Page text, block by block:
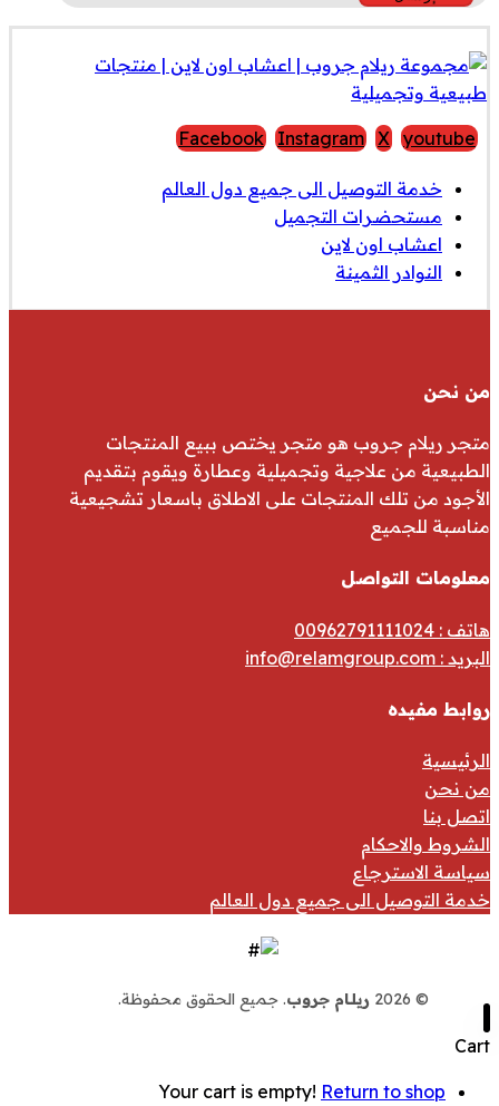
Facebook Instagram X youtube
خدمة التوصيل الى جميع دول العالم
مستحضرات التجميل
اعشاب اون لاين
النوادر الثمينة
من نحن
متجر ريلام جروب هو متجر يختص ببيع المنتجات
الطبيعية من علاجية وتجميلية وعطارة ويقوم بتقديم
الأجود من تلك المنتجات على الاطلاق باسعار تشجيعية
مناسبة للجميع
معلومات التواصل
هاتف : 00962791111024
البريد : info@relamgroup.com
روابط مفيده
الرئيسية
من نحن
اتصل بنا
الشروط والاحكام
سياسة الاسترجاع
خدمة التوصيل الى جميع دول العالم
© 2026 ريلـام جروب. جميع الحقوق محفوظة.
Cart
Your cart is empty! Return to shop